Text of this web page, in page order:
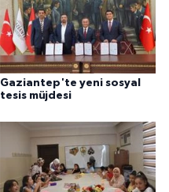
Gaziantep'te yeni sosyal
tesis müjdesi